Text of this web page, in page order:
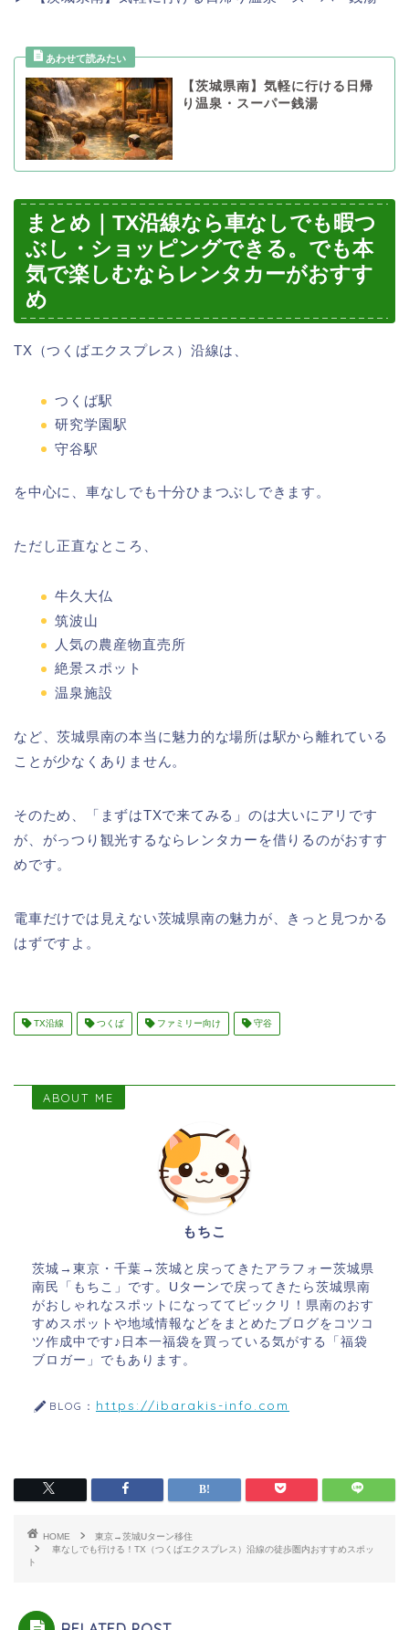
【茨城県南】気軽に行ける日帰
り温泉・スーパー銭湯
まとめ｜TX沿線なら車なしでも暇つ
ぶし・ショッピングできる。でも本
気で楽しむならレンタカーがおすす
め
TX（つくばエクスプレス）沿線は、
つくば駅
研究学園駅
守谷駅
を中心に、車なしでも十分ひまつぶしできます。
ただし正直なところ、
牛久大仏
筑波山
人気の農産物直売所
絶景スポット
温泉施設
など、茨城県南の本当に魅力的な場所は駅から離れている
ことが少なくありません。
そのため、「まずはTXで来てみる」のは大いにアリです
が、がっつり観光するならレンタカーを借りるのがおすす
めです。
電車だけでは見えない茨城県南の魅力が、きっと見つかる
はずですよ。
TX沿線 つくば ファミリー向け 守谷
ABOUT ME
もちこ
茨城→東京・千葉→茨城と戻ってきたアラフォー茨城県
南民「もちこ」です。Uターンで戻ってきたら茨城県南
がおしゃれなスポットになっててビックリ！県南のおす
すめスポットや地域情報などをまとめたブログをコツコ
ツ作成中です♪日本一福袋を買っている気がする「福袋
ブロガー」でもあります。
BLOG： https://ibarakis-info.com
HOME
東京→茨城Uターン移住
車なしでも行ける！TX（つくばエクスプレス）沿線の徒歩圏内おすすめスポッ
ト